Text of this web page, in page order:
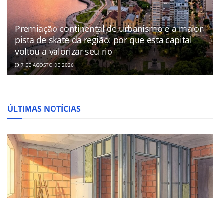
Premiação continental de urbanismo e a maior
pista de skate da região: por que esta capital
voltou a valorizar seu rio
7 DE AGOSTO DE 2026
ÚLTIMAS NOTÍCIAS